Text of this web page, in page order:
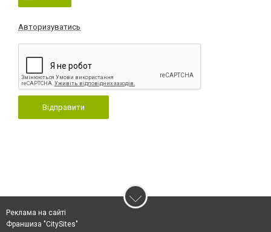
Авторизуватись
Відправити
Реклама на сайті
Франшиза "CitySites"